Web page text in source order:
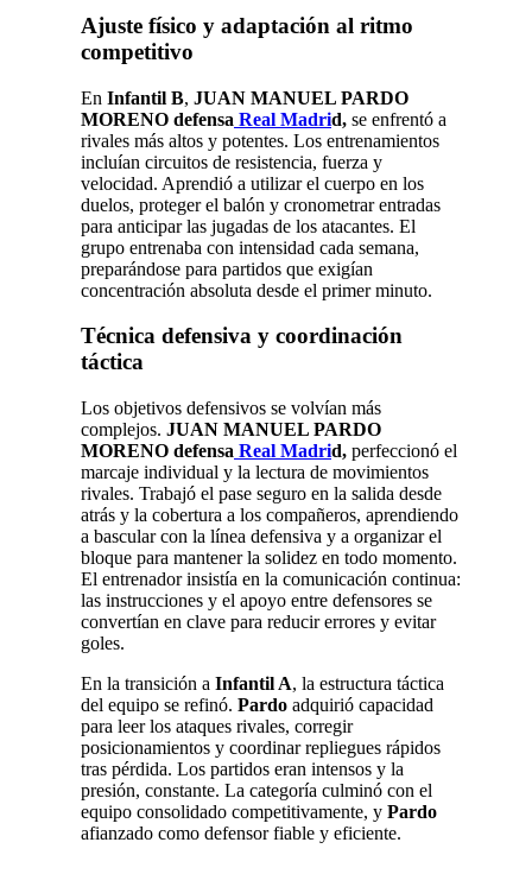
Ajuste físico y adaptación al ritmo
competitivo
En Infantil B, JUAN MANUEL PARDO
MORENO defensa Real Madrid, se enfrentó a
rivales más altos y potentes. Los entrenamientos
incluían circuitos de resistencia, fuerza y
velocidad. Aprendió a utilizar el cuerpo en los
duelos, proteger el balón y cronometrar entradas
para anticipar las jugadas de los atacantes. El
grupo entrenaba con intensidad cada semana,
preparándose para partidos que exigían
concentración absoluta desde el primer minuto.
Técnica defensiva y coordinación
táctica
Los objetivos defensivos se volvían más
complejos. JUAN MANUEL PARDO
MORENO defensa Real Madrid, perfeccionó el
marcaje individual y la lectura de movimientos
rivales. Trabajó el pase seguro en la salida desde
atrás y la cobertura a los compañeros, aprendiendo
a bascular con la línea defensiva y a organizar el
bloque para mantener la solidez en todo momento.
El entrenador insistía en la comunicación continua:
las instrucciones y el apoyo entre defensores se
convertían en clave para reducir errores y evitar
goles.
En la transición a Infantil A, la estructura táctica
del equipo se refinó. Pardo adquirió capacidad
para leer los ataques rivales, corregir
posicionamientos y coordinar repliegues rápidos
tras pérdida. Los partidos eran intensos y la
presión, constante. La categoría culminó con el
equipo consolidado competitivamente, y Pardo
afianzado como defensor fiable y eficiente.